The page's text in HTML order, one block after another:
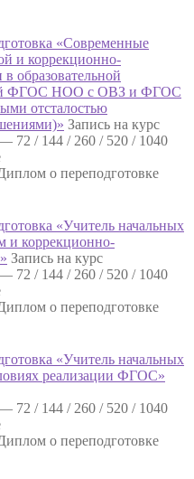
«Современные
и коррекционно-
образовательной
ФГОС НОО с ОВЗ и ФГОС
отсталостью
Запись на курс
— 72 / 144 / 260 / 520 / 1040
о переподготовке
«Учитель начальных
и коррекционно-
Запись на курс
— 72 / 144 / 260 / 520 / 1040
о переподготовке
«Учитель начальных
реализации ФГОС»
— 72 / 144 / 260 / 520 / 1040
о переподготовке